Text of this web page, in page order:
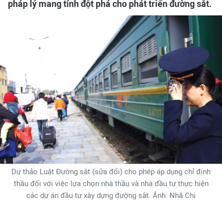
pháp lý mang tính đột phá cho phát triển đường sắt.
Dự thảo Luật Đường sắt (sửa đổi) cho phép áp dụng chỉ định
thầu đối với việc lựa chọn nhà thầu và nhà đầu tư thực hiện
các dự án đầu tư xây dựng đường sắt. Ảnh: Nhã Chi